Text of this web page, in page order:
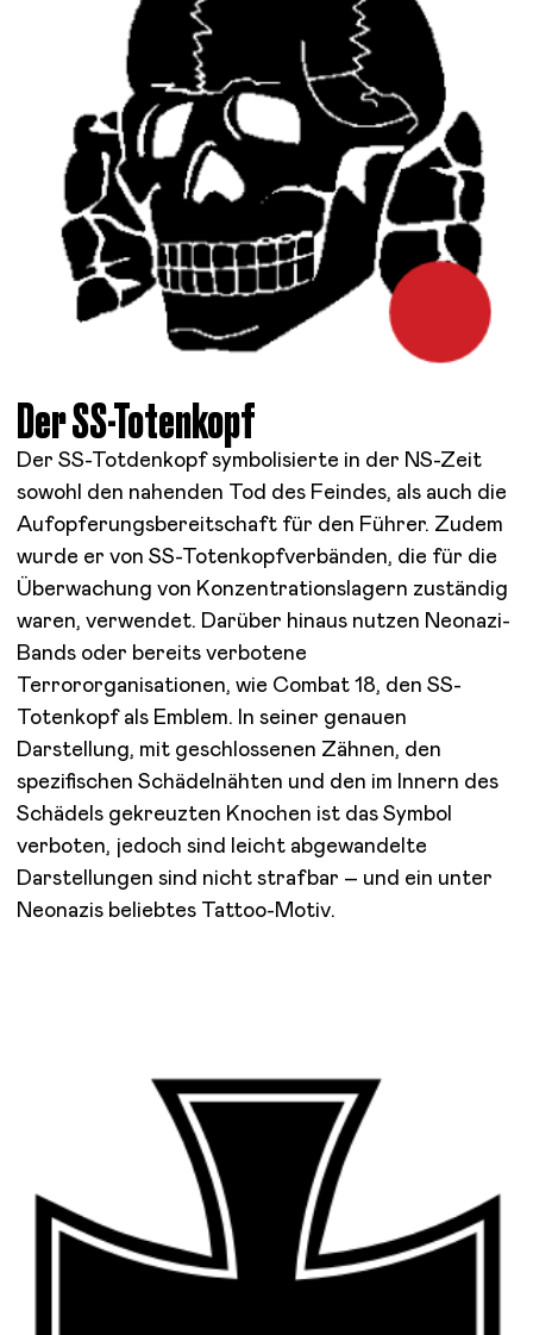
Der SS-Totenkopf
Der SS-Totdenkopf symbolisierte in der NS-Zeit
sowohl den nahenden Tod des Feindes, als auch die
Aufopferungsbereitschaft für den Führer. Zudem
wurde er von SS-Totenkopfverbänden, die für die
Überwachung von Konzentrationslagern zuständig
waren, verwendet. Darüber hinaus nutzen Neonazi-
Bands oder bereits verbotene
Terrororganisationen, wie Combat 18, den SS-
Totenkopf als Emblem. In seiner genauen
Darstellung, mit geschlossenen Zähnen, den
spezifischen Schädelnähten und den im Innern des
Schädels gekreuzten Knochen ist das Symbol
verboten, jedoch sind leicht abgewandelte
Darstellungen sind nicht strafbar – und ein unter
Neonazis beliebtes Tattoo-Motiv.